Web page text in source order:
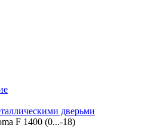
дверьми
F 1400 (0...-18)